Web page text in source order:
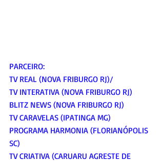
PARCEIRO:
TV REAL (NOVA FRIBURGO RJ)/
TV INTERATIVA (NOVA FRIBURGO RJ)
BLITZ NEWS (NOVA FRIBURGO RJ)
TV CARAVELAS (IPATINGA MG)
PROGRAMA HARMONIA (FLORIANÓPOLIS
SC)
TV CRIATIVA (CARUARU AGRESTE DE